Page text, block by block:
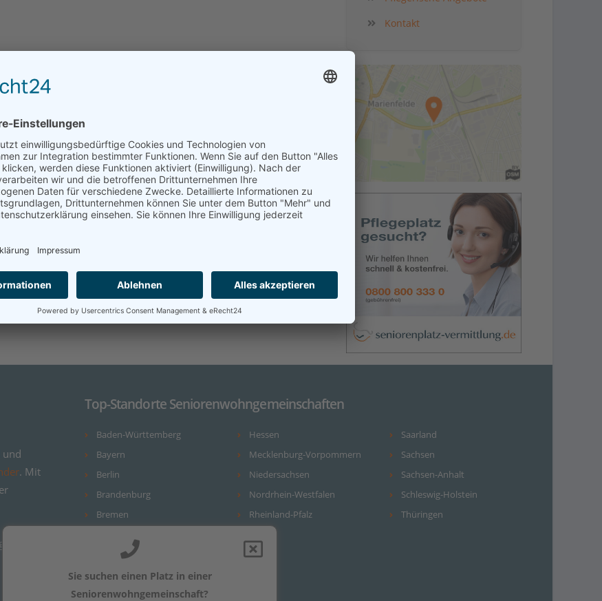
Demenzpflege Palliativpflege
ANFRAGE AN EINRICHTUNGEN DER REGION
Kontakt
und
. Mit
Top-Standorte Seniorenwohngemeinschaften
Baden-Württemberg
Bayern
Berlin
Brandenburg
Bremen
Hessen
Mecklenburg-Vorpommern
Niedersachsen
Nordrhein-Westfalen
Rheinland-Pfalz
Saarland
Sachsen
Sachsen-Anhalt
Schleswig-Holstein
Thüringen
Sie suchen einen Platz in einer
Seniorenwohngemeinschaft?